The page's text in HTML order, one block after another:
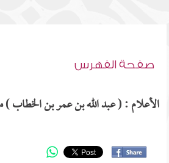
صفحة الفهرس
الأعلام : ( عبد الله بن عمر بن الخطاب )